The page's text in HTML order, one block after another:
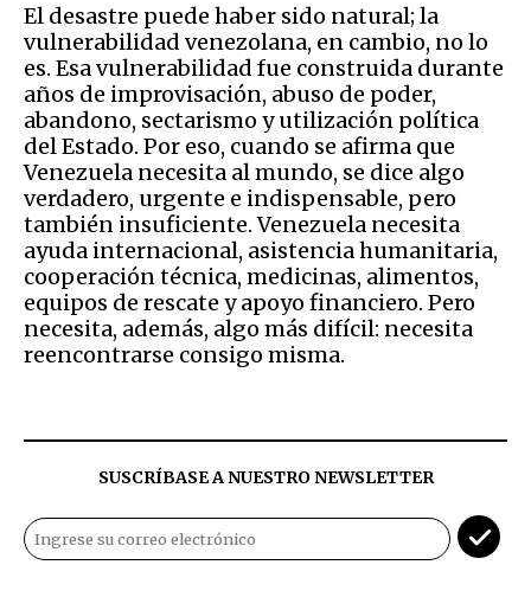
El desastre puede haber sido natural; la
vulnerabilidad venezolana, en cambio, no lo
es. Esa vulnerabilidad fue construida durante
años de improvisación, abuso de poder,
abandono, sectarismo y utilización política
del Estado. Por eso, cuando se afirma que
Venezuela necesita al mundo, se dice algo
verdadero, urgente e indispensable, pero
también insuficiente. Venezuela necesita
ayuda internacional, asistencia humanitaria,
cooperación técnica, medicinas, alimentos,
equipos de rescate y apoyo financiero. Pero
necesita, además, algo más difícil: necesita
reencontrarse consigo misma.
SUSCRÍBASE A NUESTRO NEWSLETTER